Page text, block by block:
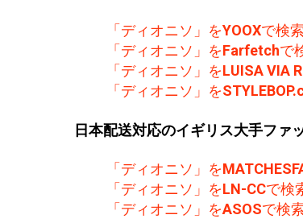
「ディオニソ」をYOOXで検
「ディオニソ」をFarfetchで
「ディオニソ」をLUISA VIA
「ディオニソ」を
日本配送対応のイギリス大手ファ
「ディオニソ」を
「ディオニソ」をLN-CCで検
「ディオニソ」をASOSで検